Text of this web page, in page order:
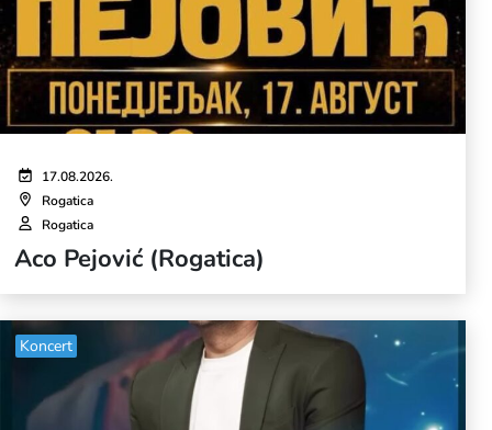
17.08.2026.
Rogatica
Rogatica
Aco Pejović (Rogatica)
Koncert